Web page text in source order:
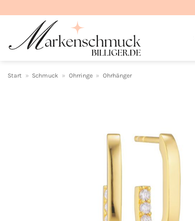
springen
Start » Schmuck » Ohrringe » Ohrhänger